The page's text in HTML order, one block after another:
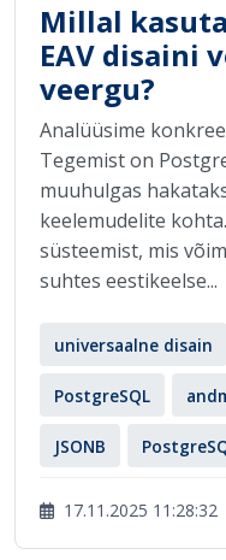
Millal
EAV disaini
veergu?
Analüüsime
Tegemist on
muuhulgas
keelemudelite
süsteemist, mis
suhtes eestikeelse...
universaalne disain
PostgreSQL
JSONB
17.11.2025 11:28:32